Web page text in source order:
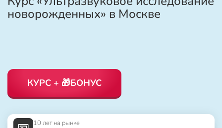
новорожденных» в Москве
КУРС + 🎁БОНУС
10 лет на рынке